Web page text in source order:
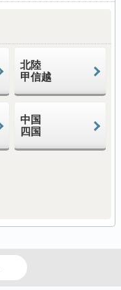
北陸
甲信越
中国
四国